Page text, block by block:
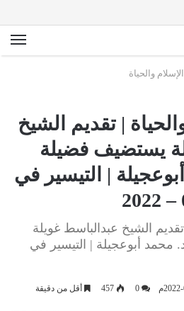
الإسلام والحياة
| تقديم الشيخ
يستضيف فضيلة
| التيسير في
تقديم الشيخ عبدالباسط غويلة
أبوعجيلة | التيسير في
0
457 أقل من دقيقة